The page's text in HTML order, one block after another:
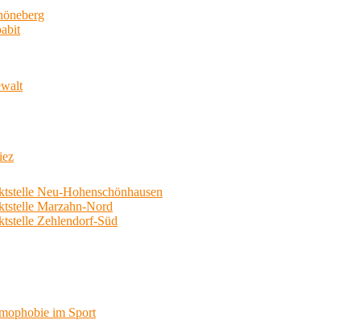
Neu-Hohenschönhausen
Marzahn-Nord
Zehlendorf-Süd
im Sport